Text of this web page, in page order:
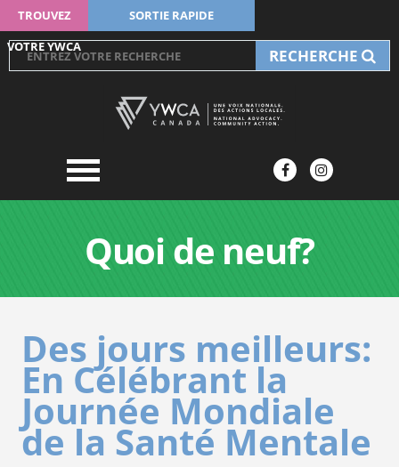
TROUVEZ
VOTRE YWCA
SORTIE RAPIDE
RECHERCHE
Quoi de neuf?
Des jours meilleurs:
En Célébrant la
Journée Mondiale
de la Santé Mentale